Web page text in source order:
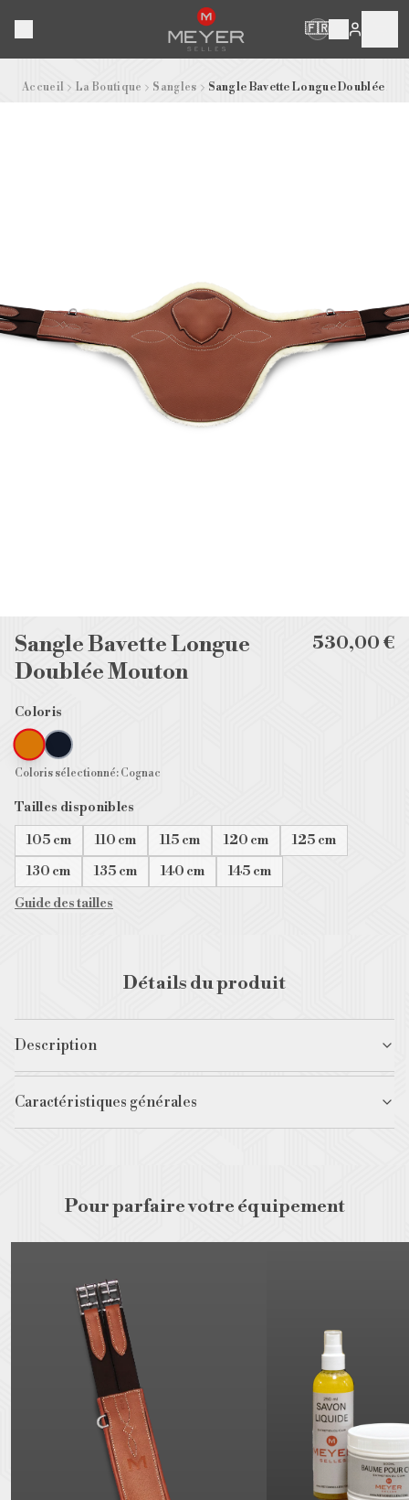
🇫🇷
Accueil La Boutique Sangles Sangle Bavette Longue Doublée
Sangle Bavette Longue
Doublée Mouton
530,00 €
Coloris
Coloris sélectionné: Cognac
Tailles disponibles
105 cm 110 cm 115 cm 120 cm 125 cm
130 cm 135 cm 140 cm 145 cm
Guide des tailles
Détails du produit
Description
Caractéristiques générales
Pour parfaire votre équipement